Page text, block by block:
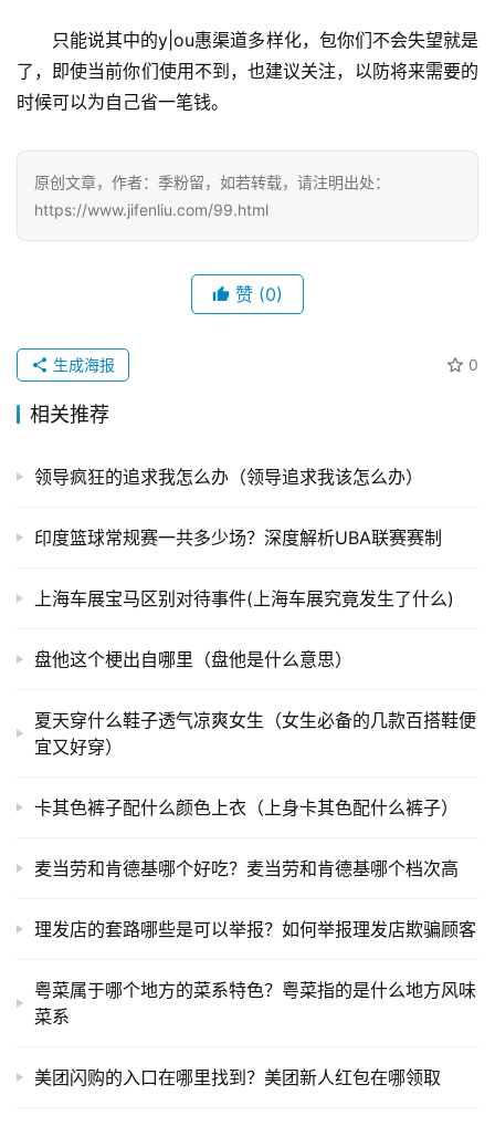
只能说其中的y|ou惠渠道多样化，包你们不会失望就是
了，即使当前你们使用不到，也建议关注，以防将来需要的
时候可以为自己省一笔钱。
原创文章，作者：季粉留，如若转载，请注明出处：
https://www.jifenliu.com/99.html
赞 (0)
0
生成海报
相关推荐
领导疯狂的追求我怎么办（领导追求我该怎么办）
印度篮球常规赛一共多少场？深度解析UBA联赛赛制
上海车展宝马区别对待事件(上海车展究竟发生了什么)
盘他这个梗出自哪里（盘他是什么意思）
夏天穿什么鞋子透气凉爽女生（女生必备的几款百搭鞋便
宜又好穿）
卡其色裤子配什么颜色上衣（上身卡其色配什么裤子）
麦当劳和肯德基哪个好吃？麦当劳和肯德基哪个档次高
理发店的套路哪些是可以举报？如何举报理发店欺骗顾客
粤菜属于哪个地方的菜系特色？粤菜指的是什么地方风味
菜系
美团闪购的入口在哪里找到？美团新人红包在哪领取